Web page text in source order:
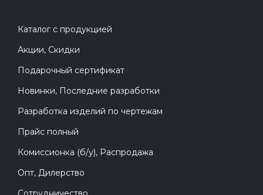
Каталог с продукцией
Акции, Скидки
Подарочный сертификат
Новинки, Последние разработки
Разработка изделий по чертежам
Прайс полный
Комиссионка (б/у), Распродажа
Опт, Дилерство